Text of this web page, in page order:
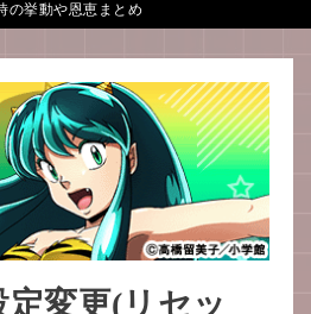
の挙動や恩恵まとめ
変更(リセッ